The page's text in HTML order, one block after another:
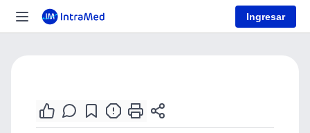
Ingresar